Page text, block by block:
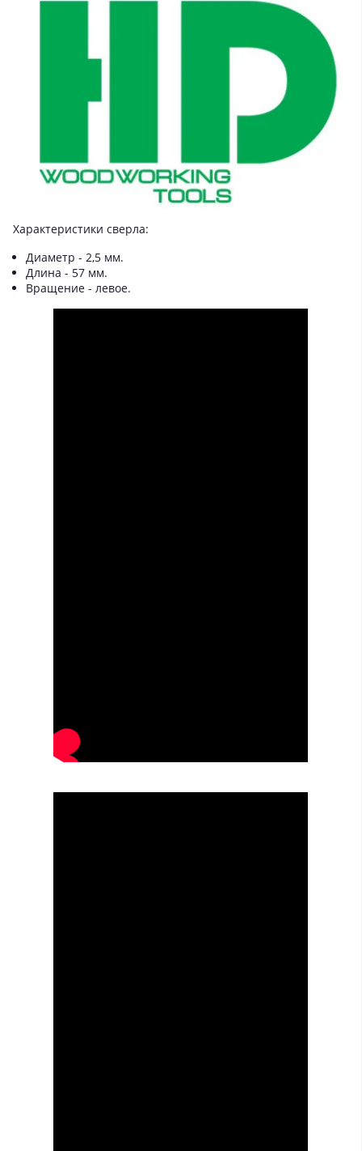
Характеристики сверла:
Диаметр - 2,5 мм.
Длина - 57 мм.
Вращение - левое.